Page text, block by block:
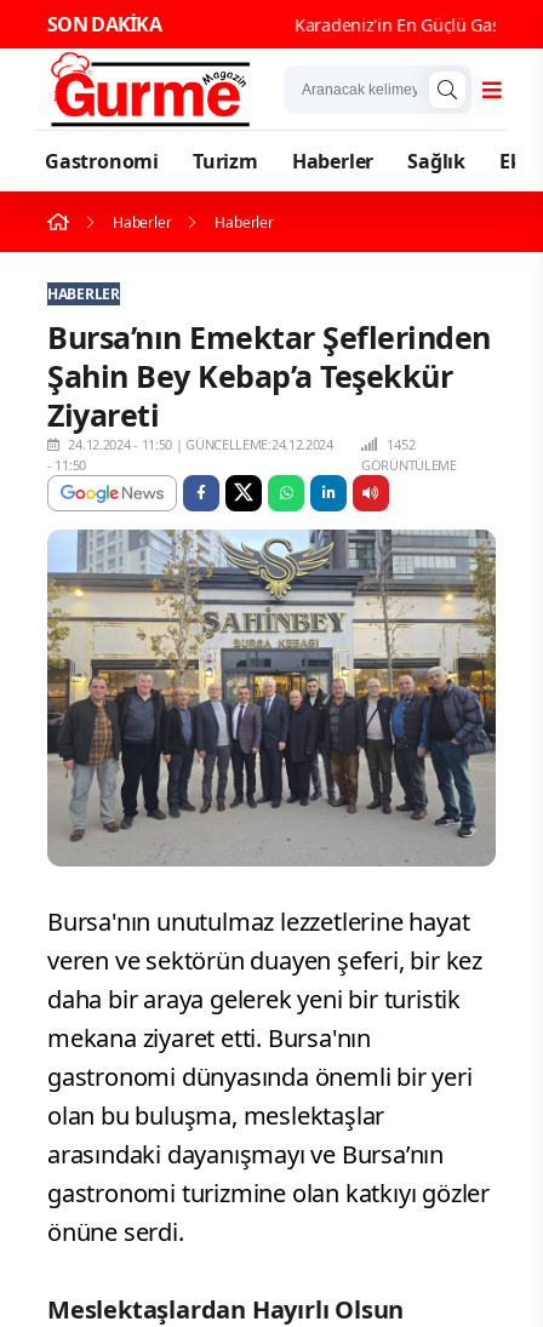
SON DAKİKA Karadeniz'in En Güçlü Gastronomi
Gastronomi Turizm Haberler Sağlık
Haberler Haberler
HABERLER
Bursa’nın Emektar Şeflerinden
Şahin Bey Kebap’a Teşekkür
Ziyareti
24.12.2024 - 11:50 |GÜNCELLEME:24.12.2024
- 11:50
1452
GÖRÜNTÜLEME
Bursa'nın unutulmaz lezzetlerine hayat
veren ve sektörün duayen şeferi, bir kez
daha bir araya gelerek yeni bir turistik
mekana ziyaret etti. Bursa'nın
gastronomi dünyasında önemli bir yeri
olan bu buluşma, meslektaşlar
arasındaki dayanışmayı ve Bursa’nın
gastronomi turizmine olan katkıyı gözler
önüne serdi.
Meslektaşlardan Hayırlı Olsun